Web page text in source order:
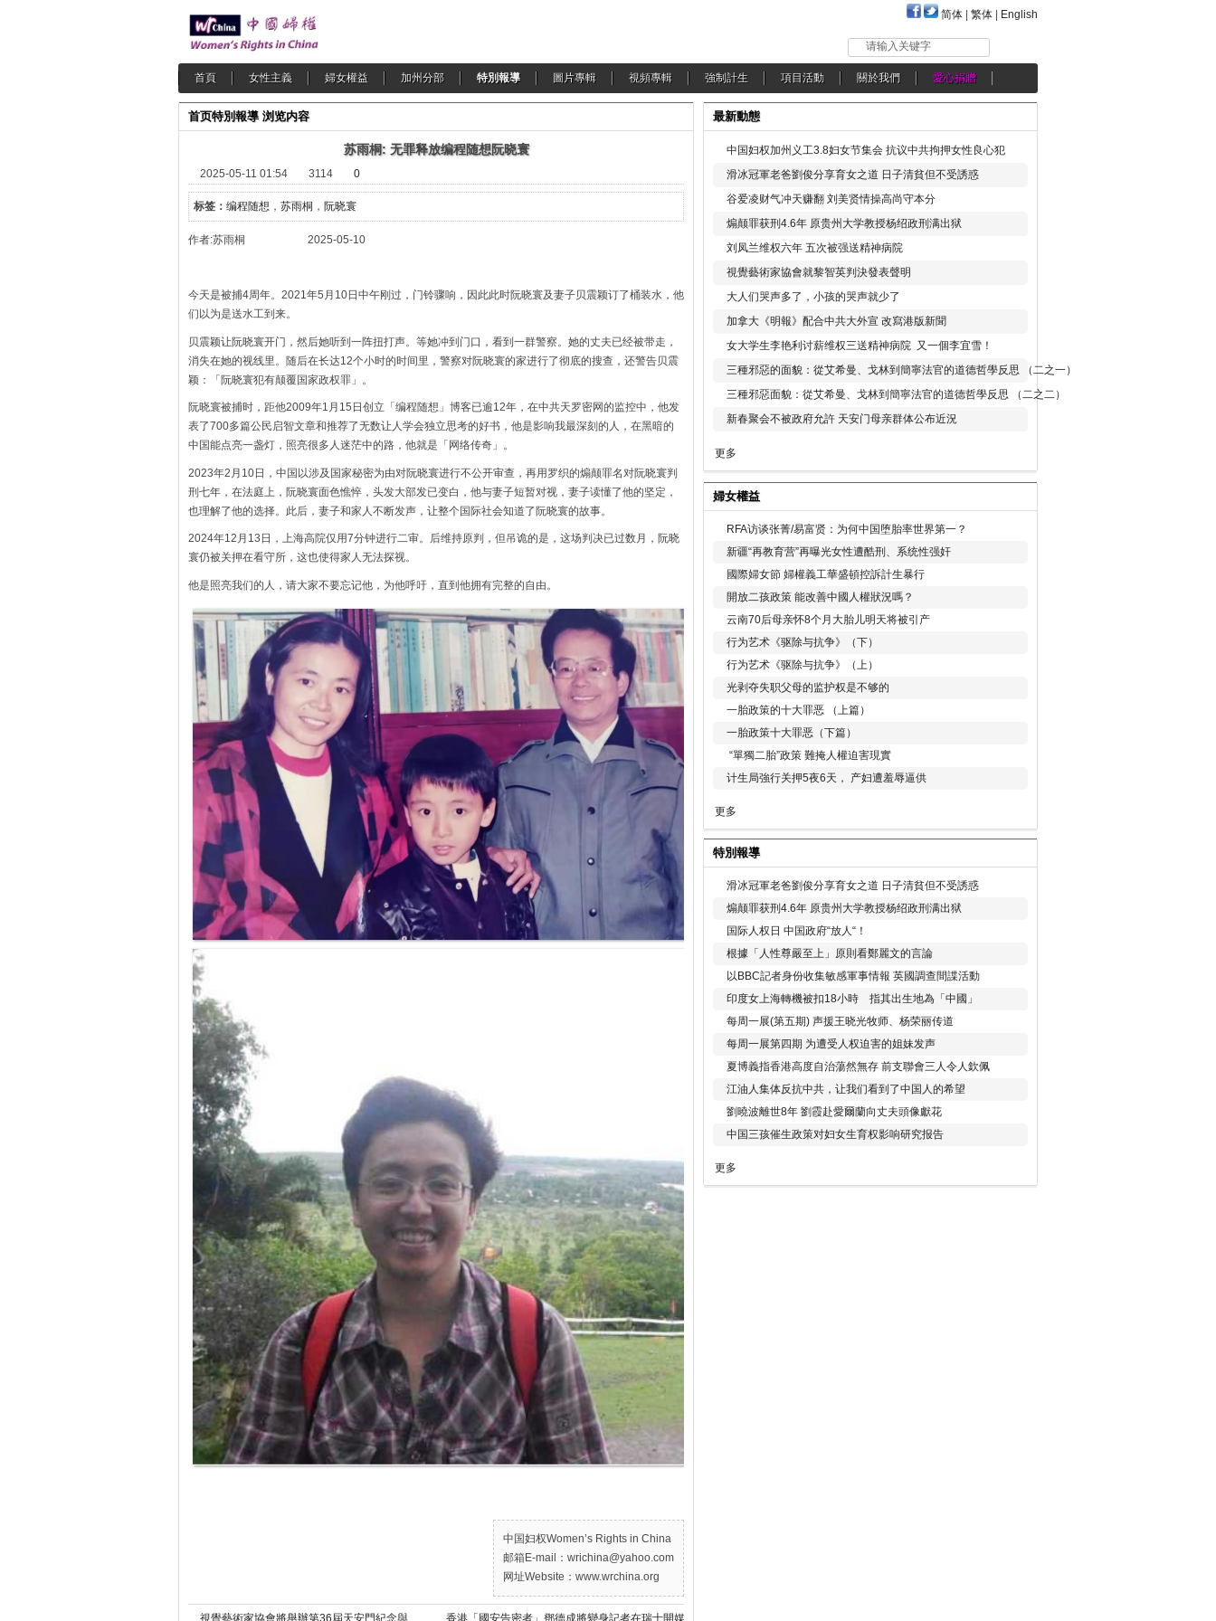
简体 繁体 English
请输入关键字
首頁 女性主義 婦女權益 加州分部 特別報導 圖片專輯 視頻專輯 強制計生 項目活動 關於我們 愛心捐贈
首页特別報導 浏览内容
苏雨桐: 无罪释放编程随想阮晓寰
2025-05-11 01:54 3114 0
标签： 编程随想 ， 苏雨桐 ， 阮晓寰
作者:苏雨桐 2025-05-10
今天是被捕4周年。2021年5月10日中午刚过，门铃骤响，因此此时阮晓寰及妻子贝震颖订了桶装水，他
们以为是送水工到来。
贝震颖让阮晓寰开门，然后她听到一阵扭打声。等她冲到门口，看到一群警察。她的丈夫已经被带走，
消失在她的视线里。随后在长达12个小时的时间里，警察对阮晓寰的家进行了彻底的搜查，还警告贝震
颖：「阮晓寰犯有颠覆国家政权罪」。
阮晓寰被捕时，距他2009年1月15日创立「编程随想」博客已逾12年，在中共天罗密网的监控中，他发
表了700多篇公民启智文章和推荐了无数让人学会独立思考的好书，他是影响我最深刻的人，在黑暗的
中国能点亮一盏灯，照亮很多人迷茫中的路，他就是「网络传奇」。
2023年2月10日，中国以涉及国家秘密为由对阮晓寰进行不公开审查，再用罗织的煽颠罪名对阮晓寰判
刑七年，在法庭上，阮晓寰面色憔悴，头发大部发已变白，他与妻子短暂对视，妻子读懂了他的坚定，
也理解了他的选择。此后，妻子和家人不断发声，让整个国际社会知道了阮晓寰的故事。
2024年12月13日，上海高院仅用7分钟进行二审。后维持原判，但吊诡的是，这场判决已过数月，阮晓
寰仍被关押在看守所，这也使得家人无法探视。
他是照亮我们的人，请大家不要忘记他，为他呼吁，直到他拥有完整的自由。
中国妇权Women’s Rights in China
邮箱E-mail：wrichina@yahoo.com
网址Website：www.wrchina.org
香港「國安告密者」鄧德成將變身記者在瑞士開媒體公司
最新動態
中国妇权加州义工3.8妇女节集会 抗议中共拘押女性良心犯
滑冰冠軍老爸劉俊分享育女之道 日子清貧但不受誘惑
谷爱凌财气冲天赚翻 刘美贤情操高尚守本分
煽颠罪获刑4.6年 原贵州大学教授杨绍政刑满出狱
刘凤兰维权六年 五次被强送精神病院
視覺藝術家協會就黎智英判決發表聲明
大人们哭声多了，小孩的哭声就少了
加拿大《明報》配合中共大外宣 改寫港版新聞
女大学生李艳利讨薪维权三送精神病院 又一個李宜雪！
三種邪惡的面貌：從艾希曼、戈林到簡寧法官的道德哲學反思 （二之一）
三種邪惡面貌：從艾希曼、戈林到簡寧法官的道德哲學反思 （二之二）
新春聚会不被政府允許 天安门母亲群体公布近況
更多
婦女權益
RFA访谈张菁/易富贤：为何中国堕胎率世界第一？
新疆“再教育营”再曝光女性遭酷刑、系统性强奸
國際婦女節 婦權義工華盛頓控訴計生暴行
開放二孩政策 能改善中國人權狀況嗎？
云南70后母亲怀8个月大胎儿明天将被引产
行为艺术《驱除与抗争》（下）
行为艺术《驱除与抗争》（上）
光剥夺失职父母的监护权是不够的
一胎政策的十大罪恶 （上篇）
一胎政策十大罪恶（下篇）
“單獨二胎”政策 難掩人權迫害現實
计生局強行关押5夜6天， 产妇遭羞辱逼供
更多
特別報導
滑冰冠軍老爸劉俊分享育女之道 日子清貧但不受誘惑
煽颠罪获刑4.6年 原贵州大学教授杨绍政刑满出狱
国际人权日 中国政府“放人“！
根據「人性尊嚴至上」原則看鄭麗文的言論
以BBC記者身份收集敏感軍事情報 英國調查間諜活動
印度女上海轉機被扣18小時 指其出生地為「中國」
每周一展(第五期) 声援王晓光牧师、杨荣丽传道
每周一展第四期 为遭受人权迫害的姐妹发声
夏博義指香港高度自治蕩然無存 前支聯會三人令人欽佩
江油人集体反抗中共，让我们看到了中国人的希望
劉曉波離世8年 劉霞赴愛爾蘭向丈夫頭像獻花
中国三孩催生政策对妇女生育权影响研究报告
更多